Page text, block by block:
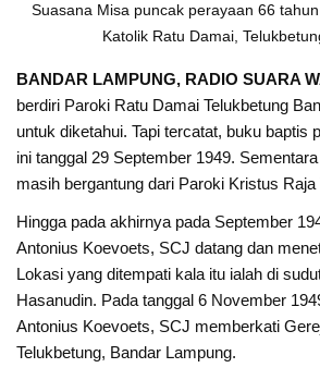
Suasana Misa puncak perayaan 66
Katolik Ratu Damai,
BANDAR LAMPUNG, RADIO SUARA
berdiri Paroki Ratu Damai Telukbetung
untuk diketahui. Tapi tercatat, buku baptis
ini tanggal 29 September 1949.
masih bergantung dari Paroki Kristus Raja
Hingga pada akhirnya pada September
Antonius Koevoets, SCJ datang dan
Lokasi yang ditempati kala itu ialah di
Hasanudin. Pada tanggal 6 November
Antonius Koevoets, SCJ memberkati
Telukbetung, Bandar Lampung.